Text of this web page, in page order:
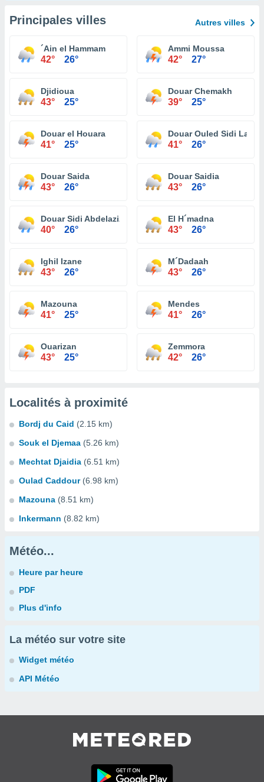
Principales villes Autres villes
´Ain el Hammam
42° 26°
Ammi Moussa
42° 27°
Djidioua
43° 25°
Douar Chemakh
39° 25°
Douar el Houara
41° 25°
Douar Ouled Sidi
41° 26°
Douar Saida
43° 26°
Douar Saidia
43° 26°
Douar Sidi Abdelaziz
40° 26°
El H´madna
43° 26°
Ighil Izane
43° 26°
M´Dadaah
43° 26°
Mazouna
41° 25°
Mendes
41° 26°
Ouarizan
43° 25°
Zemmora
42° 26°
Localités à proximité
Bordj du Caid (2.15 km)
Souk el Djemaa (5.26 km)
Mechtat Djaidia (6.51 km)
Oulad Caddour (6.98 km)
Mazouna (8.51 km)
Inkermann (8.82 km)
Météo...
Heure par heure
PDF
Plus d'info
La météo sur votre site
Widget météo
API Météo